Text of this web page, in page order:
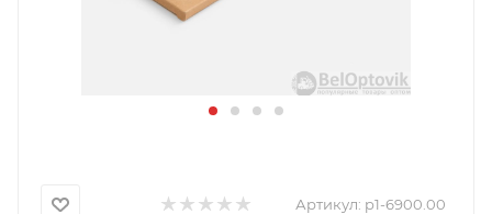
Артикул: p1-6900.00